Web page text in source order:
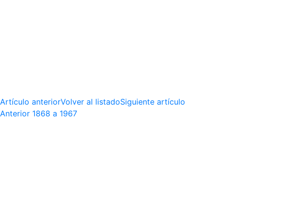
Artículo anteriorVolver al listadoSiguiente artículo
Anterior 1868 a 1967